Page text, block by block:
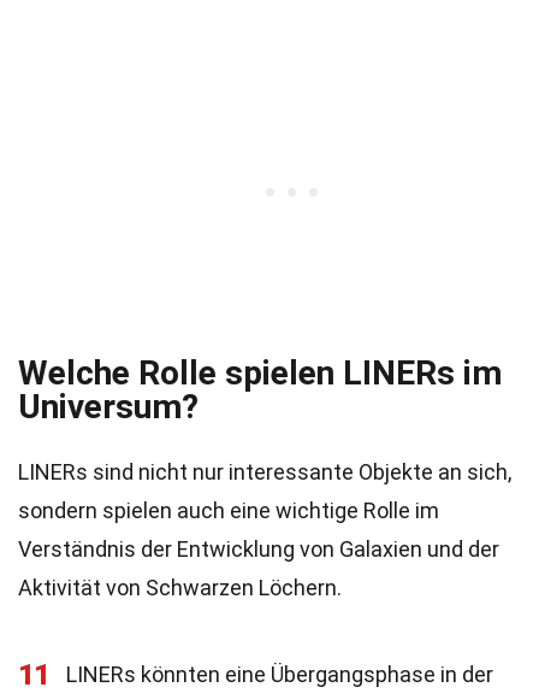
Welche Rolle spielen LINERs im
Universum?
LINERs sind nicht nur interessante Objekte an sich,
sondern spielen auch eine wichtige Rolle im
Verständnis der Entwicklung von Galaxien und der
Aktivität von Schwarzen Löchern.
11
LINERs könnten eine Übergangsphase in der